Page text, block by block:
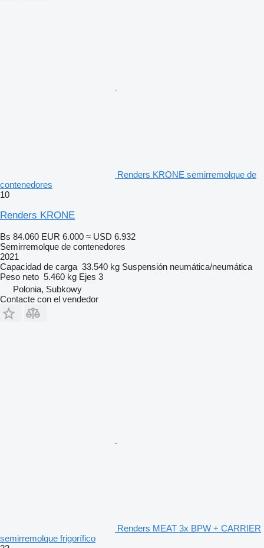
Renders KRONE semirremolque de
contenedores
10
Renders KRONE
Bs 84.060 EUR 6.000 ≈ USD 6.932
Semirremolque de contenedores
2021
Capacidad de carga 33.540 kg Suspensión neumática/neumática
Peso neto 5.460 kg Ejes 3
Polonia, Subkowy
Contacte con el vendedor
Renders MEAT 3x BPW + CARRIER
semirremolque frigorífico